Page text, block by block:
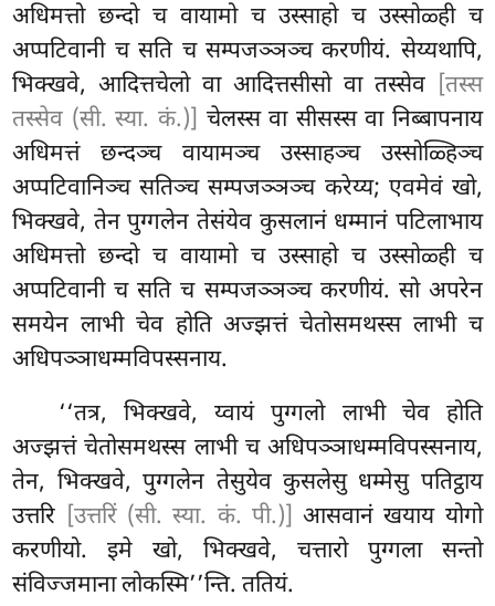
अधिमत्तो छन्दो च वायामो च उस्साहो च उस्सोळ्ही च
अप्पटिवानी च सति च सम्पजञ्ञञ्च करणीयं. सेय्यथापि,
भिक्खवे, आदित्तचेलो वा आदित्तसीसो वा तस्सेव
[तस्स
तस्सेव (सी. स्या. कं.)] चेलस्स वा सीसस्स वा निब्बापनाय
अधिमत्तं छन्दञ्च वायामञ्च उस्साहञ्च उस्सोळ्हिञ्च
अप्पटिवानिञ्च सतिञ्च सम्पजञ्ञञ्च करेय्य; एवमेवं खो,
भिक्खवे, तेन पुग्गलेन तेसंयेव कुसलानं धम्मानं पटिलाभाय
अधिमत्तो छन्दो च वायामो च उस्साहो च उस्सोळ्ही च
अप्पटिवानी चसतिच सम्पजञ्ञञ्च करणीयं. सो अपरेन
समयेन लाभी चेव होति अज्झत्तं चेतोसमथस्स लाभी च
अधिपञ्ञाधम्मविपस्सनाय.
‘‘तत्र, भिक्खवे, य्वायं पुग्गलो लाभी चेव होति
अज्झत्तं चेतोसमथस्स लाभी च अधिपञ्ञाधम्मविपस्सनाय,
तेन, भिक्खवे, पुग्गलेन तेसुयेव कुसलेसु धम्मेसु पतिट्ठाय
उत्तरि [उत्तरिं (सी. स्या. कं. पी.)] आसवानं खयाय योगो
करणीयो. इमे खो, भिक्खवे, चत्तारो पुग्गला सन्तो
संविज्जमाना लोकस्मि’’न्ति. ततियं.